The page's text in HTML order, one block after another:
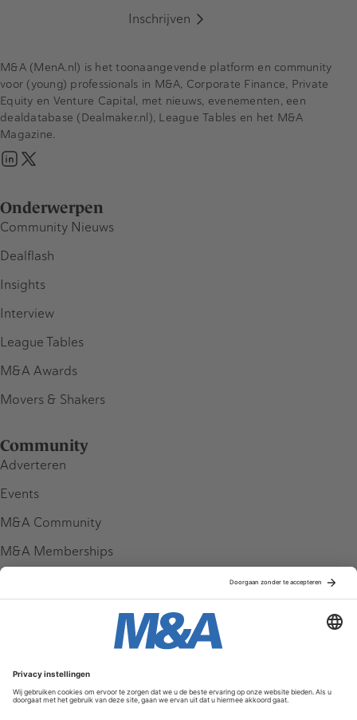
Inschrijven
Onderwerpen
Community Nieuws
Dealflash
Insights
Interview
League Tables
M&A Awards
Movers & Shakers
Community
Adverteren
Events
M&A Community
M&A Memberships
Service & Contact
Contact
M&A (MenA.nl) is het toonaangevende platform en community
voor (young) professionals in M&A, Corporate Finance, Private
Equity en Venture Capital, met nieuws, evenementen, een
dealdatabase (Dealmaker.nl), League Tables en het M&A
Magazine.